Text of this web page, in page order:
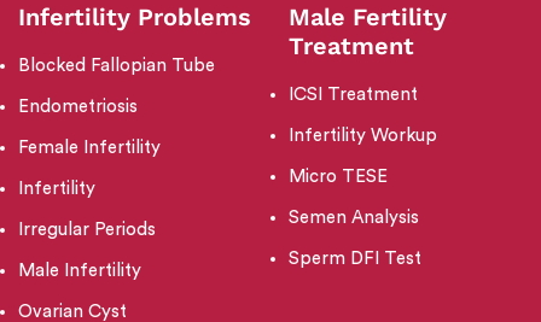
Infertility Problems
Blocked Fallopian Tube
Endometriosis
Female Infertility
Infertility
Irregular Periods
Male Infertility
Ovarian Cyst
Male Fertility
Treatment
ICSI Treatment
Infertility Workup
Micro TESE
Semen Analysis
Sperm DFI Test